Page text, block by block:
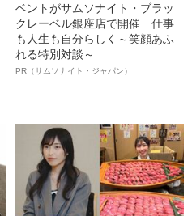
ベントがサムソナイト・ブラッ
クレーベル銀座店で開催 仕事
も人生も自分らしく～笑顔あふ
れる特別対談～
PR（サムソナイト・ジャパン）